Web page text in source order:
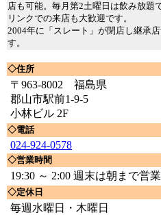
店も可能。毎月第2土曜日は飲み放題
リンクでの来店も大歓迎です。
2004年に「スレート」が閉店し継承
す。
◇住所
〒963-8002 福島県
郡山市駅前1-9-5
小林ビル 2F
◇電話
024-924-0578
◇営業時間
19:30 ～ 2:00 週末は朝まで営業
◇定休日
毎週水曜日・木曜日